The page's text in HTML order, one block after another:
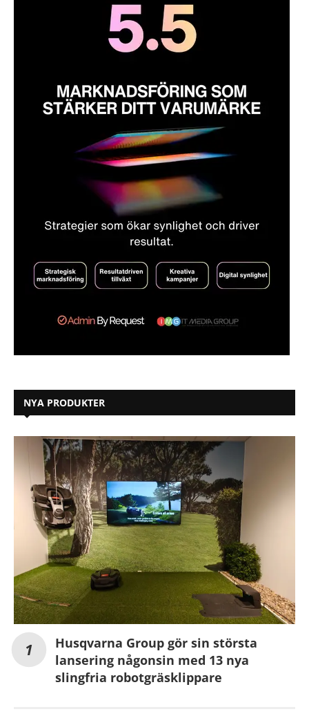
NYA PRODUKTER
Husqvarna Group gör sin största
lansering någonsin med 13 nya
slingfria robotgräsklippare